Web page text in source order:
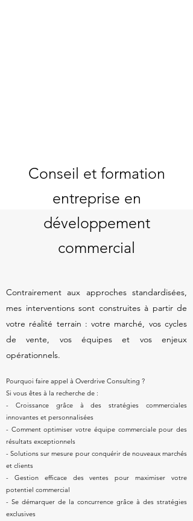
Conseil et formation
entreprise en
développement
commercial
​Contrairement aux approches standardisées,
mes interventions sont construites à partir de
votre réalité terrain : votre marché, vos cycles
de vente, vos équipes et vos enjeux
opérationnels.
Pourquoi faire appel à Overdrive Consulting ?
Si vous êtes à la recherche de :
- Croissance grâce à des stratégies commerciales
innovantes et personnalisées
- Comment optimiser votre équipe commerciale pour des
résultats exceptionnels
- Solutions sur mesure pour conquérir de nouveaux marchés
et clients
- Gestion efficace des ventes pour maximiser votre
potentiel commercial
- Se démarquer de la concurrence grâce à des stratégies
exclusives